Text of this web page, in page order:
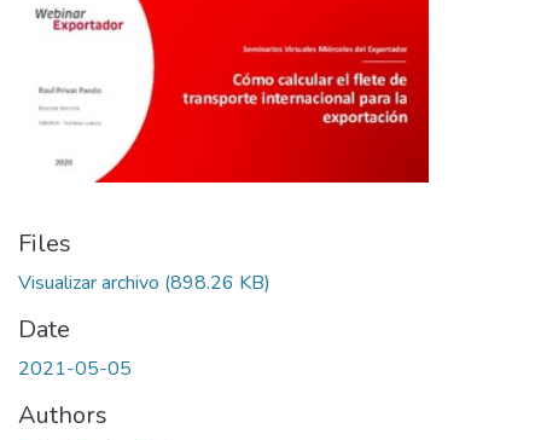
Files
Visualizar archivo (898.26 KB)
Date
2021-05-05
Authors